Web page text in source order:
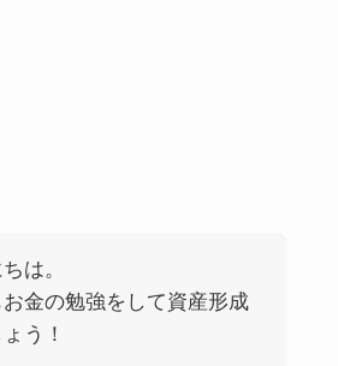
は。
金の勉強をして資産形成
う！